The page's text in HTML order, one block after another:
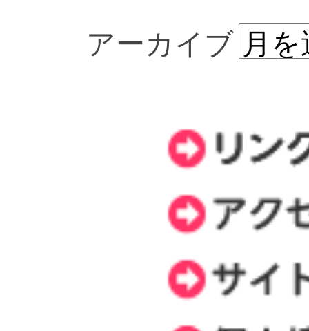
アーカイブ